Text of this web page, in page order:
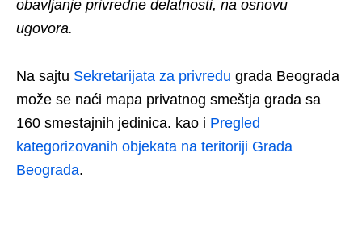
obavljanje privredne delatnosti, na osnovu
ugovora.
Na sajtu Sekretarijata za privredu grada Beograda
može se naći mapa privatnog smeštja grada sa
160 smestajnih jedinica. kao i Pregled
kategorizovanih objekata na teritoriji Grada
Beograda.